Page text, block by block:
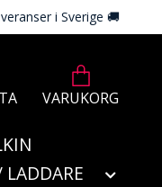
i Sverige 🚚
VARUKORG
LADDARE